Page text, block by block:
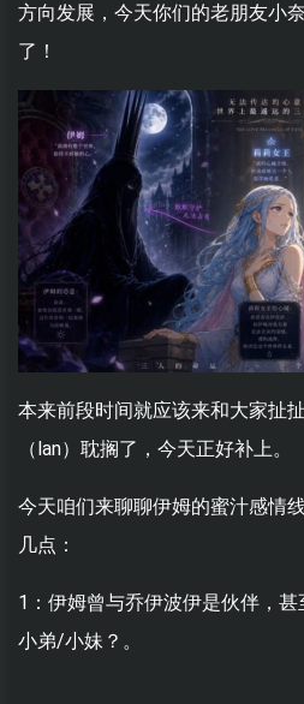
方向发展，今天你们的老朋友小
了！
本来前段时间就应该来和大家扯
（lan）耽搁了，今天正好补上。
今天咱们来聊聊伊姆的蜜汁感情
几点：
1：伊姆曾与乔伊波伊是伙伴，
小弟/小妹？。